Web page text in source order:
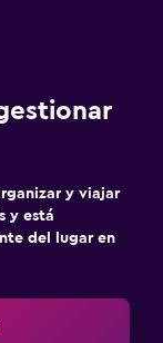
y viajar
y está
del lugar en